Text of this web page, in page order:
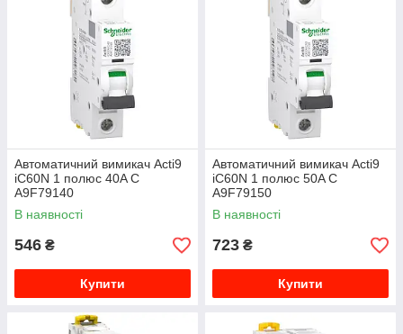
Автоматичний вимикач Acti9
iC60N 1 полюс 40A C
A9F79140
В наявності
546 ₴
Купити
Автоматичний вимикач Acti9
iC60N 1 полюс 50A C
A9F79150
В наявності
723 ₴
Купити